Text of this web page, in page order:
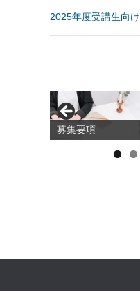
2025年度受講生向け
募集要項